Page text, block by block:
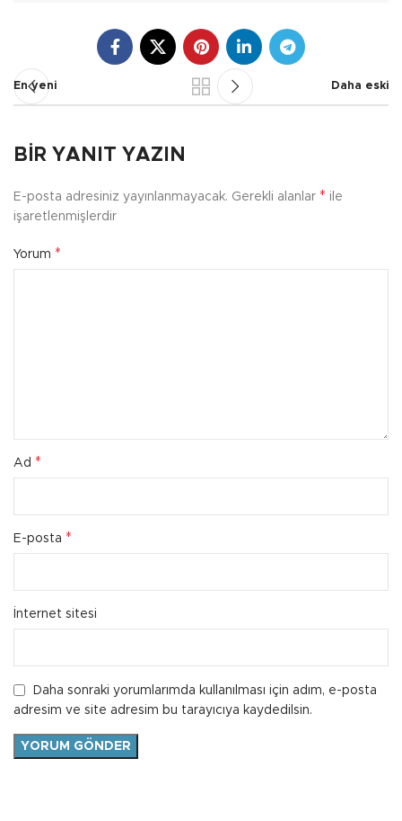
En yeni Daha eski
BIR YANIT YAZIN
E-posta adresiniz yayınlanmayacak. Gerekli alanlar * ile
işaretlenmişlerdir
Yorum *
Ad *
E-posta *
İnternet sitesi
Daha sonraki yorumlarımda kullanılması için adım, e-posta
adresim ve site adresim bu tarayıcıya kaydedilsin.